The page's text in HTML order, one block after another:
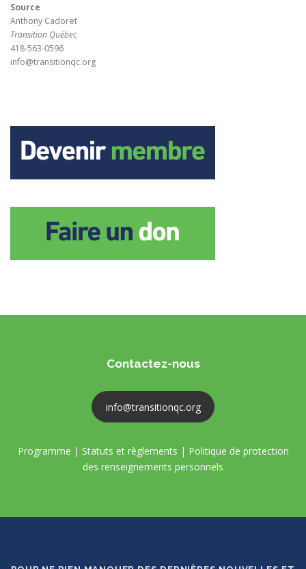
Source
Anthony Cadoret
Transition Québec
418-563-0596
info@transitionqc.org
Contactez-nous
info@transitionqc.org
Programme | Statuts et règlements | Politique de protection
des renseignements personnels